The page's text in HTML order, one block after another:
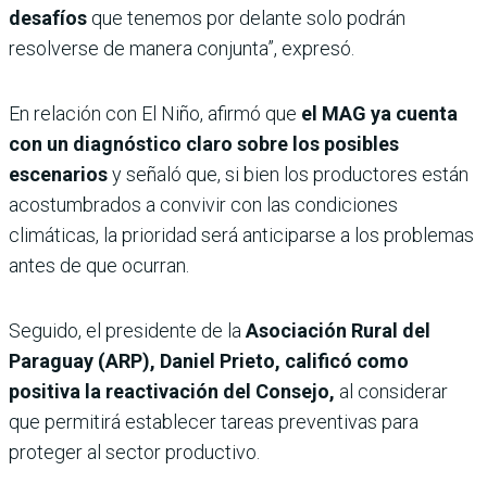
desafíos que tenemos por delante solo podrán
resolverse de manera conjunta”, expresó.
En relación con El Niño, afirmó que el MAG ya cuenta
con un diagnóstico claro sobre los posibles
escenariosy señaló que, si bien los productores están
acostumbrados a convivir con las condiciones
climáticas, la prioridad será anticiparse a los problemas
antes de que ocurran.
Seguido, el presidente de la Asociación Rural del
Paraguay (ARP), Daniel Prieto, calificó como
positiva la reactivación del Consejo, al considerar
que permitirá establecer tareas preventivas para
proteger al sector productivo.